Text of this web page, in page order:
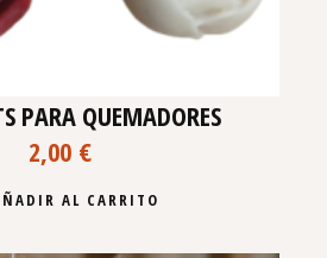
PARA QUEMADORES
2,00 €
AL CARRITO